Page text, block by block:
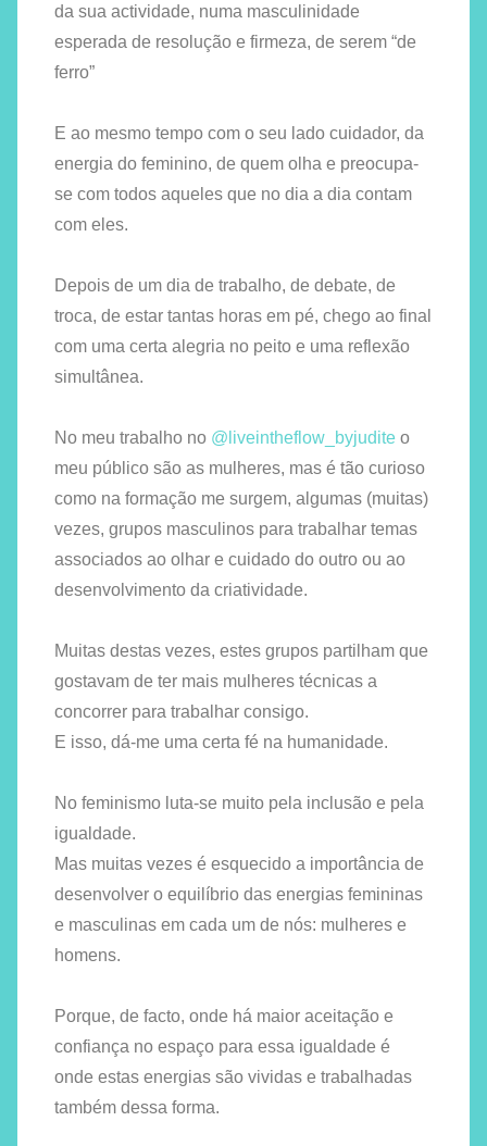
da sua actividade, numa masculinidade
esperada de resolução e firmeza, de serem “de
ferro”
E ao mesmo tempo com o seu lado cuidador, da
energia do feminino, de quem olha e preocupa-
se com todos aqueles que no dia a dia contam
com eles.
Depois de um dia de trabalho, de debate, de
troca, de estar tantas horas em pé, chego ao final
com uma certa alegria no peito e uma reflexão
simultânea.
No meu trabalho no @liveintheflow_byjudite o
meu público são as mulheres, mas é tão curioso
como na formação me surgem, algumas (muitas)
vezes, grupos masculinos para trabalhar temas
associados ao olhar e cuidado do outro ou ao
desenvolvimento da criatividade.
Muitas destas vezes, estes grupos partilham que
gostavam de ter mais mulheres técnicas a
concorrer para trabalhar consigo.
E isso, dá-me uma certa fé na humanidade.
No feminismo luta-se muito pela inclusão e pela
igualdade.
Mas muitas vezes é esquecido a importância de
desenvolver o equilíbrio das energias femininas
e masculinas em cada um de nós: mulheres e
homens.
Porque, de facto, onde há maior aceitação e
confiança no espaço para essa igualdade é
onde estas energias são vividas e trabalhadas
também dessa forma.